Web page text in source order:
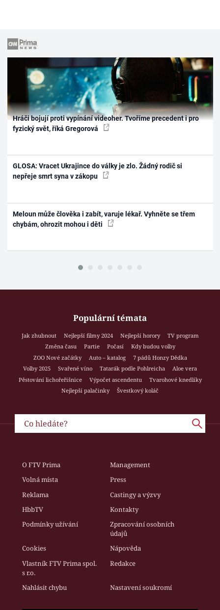
Hráči bojují proti vypínání videoher. Tvoříme precedent i pro
fyzický svět, říká Gregorová
GLOSA: Vracet Ukrajince do války je zlo. Žádný rodič si
nepřeje smrt syna v zákopu
Meloun může člověka i zabít, varuje lékař. Vyhněte se třem
chybám, ohrozit mohou i děti
Populární témata
Jak zhubnout Nejlepší filmy 2024 Nejlepší horory
TV program
Změna času
Partie Počasí
Kdy budou volby
ZOO Nové začátky
Auto – katalog
7 pádů Honzy Dědka
Volby 2025
Svařené víno Tatarák podle Pohlreicha
Aloe vera
Pěstování lichořeřišnice
Výpočet ascendentu
Tvarohové knedlíky
Nejlepší palačinky
Švestkový koláč
O FTV Prima
Management
Volná místa
Press
Reklama
Castingy a výzvy
HbbTV
Kontakty
Podmínky užívání
Zpracování osobních
údajů
Cookies
Nápověda
Vlastník FTV Prima spol.
s r.o.
Redakce
Nahlásit chybu Nastavení soukromí